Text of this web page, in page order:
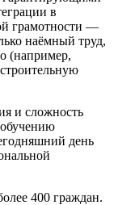
в
грамотности —
наёмный труд,
(например,
и сложность
обучению
день
400 граждан.